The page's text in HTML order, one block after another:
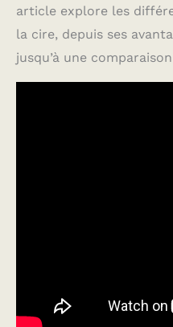
article explore les
la cire, depuis ses
jusqu’à une